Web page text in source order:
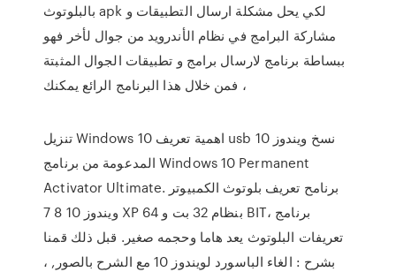
بالبلوتوث apk لكي يحل مشكلة ارسال التطبيقات و
مشاركة البرامج في نظام الأندرويد من جوال لأخر فهو
ببساطة برنامج لارسال برامج و تطبيقات الجوال المثبتة
، فمن خلال هذا البرنامج الرائع يمكنك
تنزيل Windows 10 اهمية تعريف usb نسخ ويندوز 10
المدعومة من برنامج Windows 10 Permanent
Activator Ultimate. برنامح تعريف بلوتوث الكمبيوتر
ويندوز 10 8 7 XP بنظام 32 بت و 64 BIT، برنامج
تعريفات البلوتوث يعد هاما وحجمه صغير. قبل ذلك قمنا
بشرح : الغاء الباسورد لويندوز 10 مع الشرح بالصور, ،